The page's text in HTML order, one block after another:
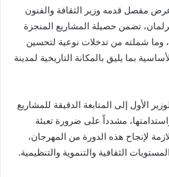
مفصل قدمه وزير الثقافة والفنون
تضمن حصيلة المشاريع المنجزة
شملته من تدخلات نوعية لتحسين
بما يليق بالمكانة التاريخية لمدينة
الأول إلى المتابعة الدقيقة للمشاريع
مشدداً على ضرورة تعبئة
لإنجاح هذه الدورة من المهرجان،
الثقافية والتنموية والتنظيمية.